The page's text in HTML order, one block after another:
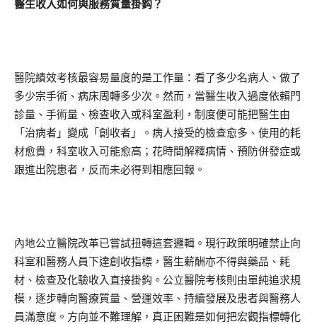
醫生收入如何與服務質量掛鈎？
醫院績效考核最容易量度的是工作量：看了多少名病人、做了
多少宗手術、病床周轉多少次。然而，當醫生收入過度依賴門
診量、手術量、檢查收入或科室盈利，制度便可能把醫生由
「治病者」變成「創收者」。病人接受的檢查愈多、使用的耗
材愈貴，科室收入可能愈高；花時間解釋病情、預防併發症或
跟進出院患者，反而未必得到相應回報。
內地公立醫院改革已嘗試扭轉這套邏輯。現行政策明確禁止向
科室和醫務人員下達創收指標，醫生薪酬亦不得與藥品、耗
材、檢查及化驗收入直接掛鈎。公立醫院考核則由單純追求規
模，逐步轉向醫療質量、營運效率、持續發展及患者與醫務人
員滿意度。方向並不難理解，真正困難是如何把宏觀指標轉化